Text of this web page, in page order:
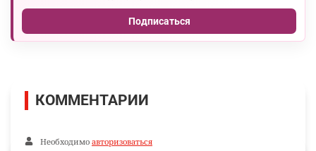
Подписаться
КОММЕНТАРИИ
Необходимо авторизоваться